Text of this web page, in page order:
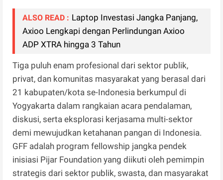
ALSO READ : Laptop Investasi Jangka Panjang,
Axioo Lengkapi dengan Perlindungan Axioo
ADP XTRA hingga 3 Tahun
Tiga puluh enam profesional dari sektor publik,
privat, dan komunitas masyarakat yang berasal dari
21 kabupaten/kota se-Indonesia berkumpul di
Yogyakarta dalam rangkaian acara pendalaman,
diskusi, serta eksplorasi kerjasama multi-sektor
demi mewujudkan ketahanan pangan di Indonesia.
GFF adalah program fellowship jangka pendek
inisiasi Pijar Foundation yang diikuti oleh pemimpin
strategis dari sektor publik, swasta, dan masyarakat